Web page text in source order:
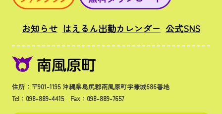
お知らせ はえるん出勤カレンダー 公式SNS
住所：〒901-1195 沖縄県島尻郡南風原町字兼城686番地
Tel：098-889-4415 Fax：098-889-7657